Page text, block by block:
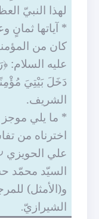
لهذا النبيّ
* آياتها
كان من
عليه السلام:
دَخَلَ بَيْتِيَ
الشريف.
* ما يلي
اخترناه من
علي الحويزي
السيّد محمّد
و(الأمثل)
الشيرازيّ.